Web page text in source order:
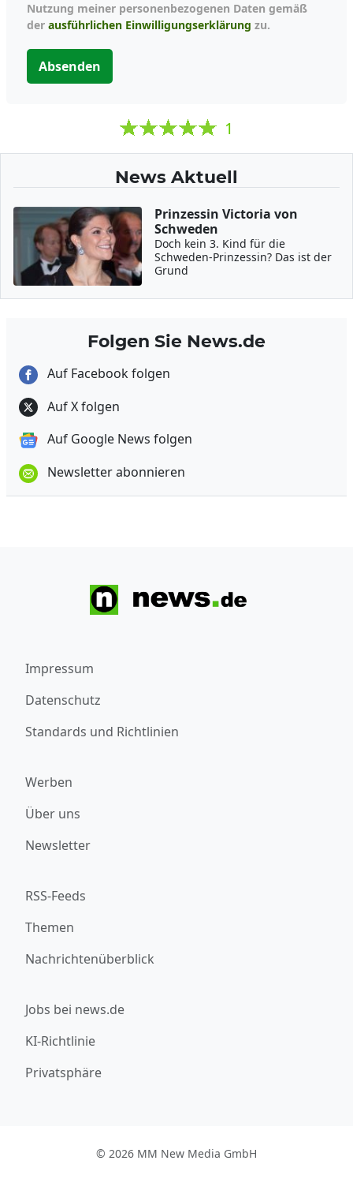
Nutzung meiner personenbezogenen Daten gemäß
der ausführlichen Einwilligungserklärung zu.
Absenden
1
News Aktuell
Prinzessin Victoria von
Schweden
Doch kein 3. Kind für die
Schweden-Prinzessin? Das ist der
Grund
Folgen Sie News.de
Auf Facebook folgen
Auf X folgen
Auf Google News folgen
Newsletter abonnieren
Impressum
Datenschutz
Standards und Richtlinien
Werben
Über uns
Newsletter
RSS-Feeds
Themen
Nachrichtenüberblick
Jobs bei news.de
KI-Richtlinie
Privatsphäre
© 2026 MM New Media GmbH